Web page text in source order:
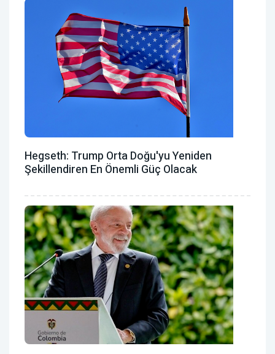
Hegseth: Trump Orta Doğu'yu Yeniden
Şekillendiren En Önemli Güç Olacak